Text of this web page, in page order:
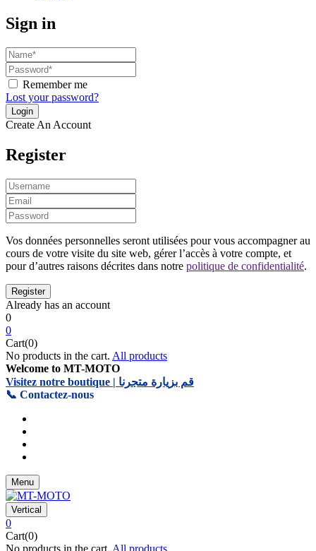
Sign in
Remember me
Lost your password?
Create An Account
Register
Vos données personnelles seront utilisées pour vous accompagner au
cours de votre visite du site web, gérer l’accès à votre compte, et
pour d’autres raisons décrites dans notre politique de confidentialité.
Already has an account
0
0
Cart(0)
No products in the cart. All products
Welcome to MT-MOTO
Visitez notre boutique | قم بزيارة متجرنا
📞 Contactez-nous
Menu
Vertical
0
Cart(0)
No products in the cart. All products